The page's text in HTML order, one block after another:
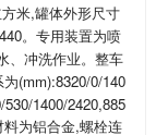
米,罐体外形尺寸
。专用装置为喷
、冲洗作业。整车
为(mm):8320/0/140
1400/2420,885
料为铝合金,螺栓连